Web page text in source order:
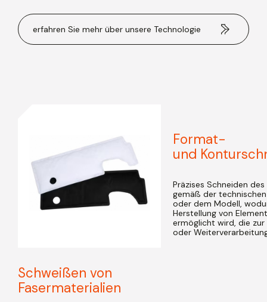
erfahren Sie mehr über unsere Technologie
Schweißen von
Fasermaterialien
Format-
und
Präzises Schneiden
gemäß der
oder dem Modell,
Herstellung von
ermöglicht wird, die
oder